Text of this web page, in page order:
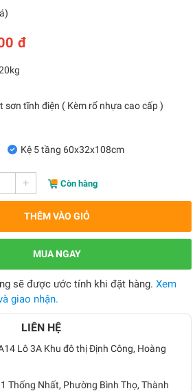
đ
sơn tĩnh điện ( Kèm rổ nhựa cao cấp )
Kệ 5 tầng 60x32x108cm
+ Còn hàng
THÊM VÀO GIỎ
MUA NGAY
sẽ được ước tính khi đặt hàng. Xem
giao nhận.
LIÊN HỆ
Lô 3A Khu đô thị Định Công, Hoàng
Thống Nhất, Phường Bình Thọ, Thành